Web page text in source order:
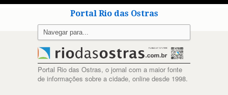
Portal Rio das Ostras
Portal Rio das Ostras, o jornal com a maior fonte
de informações sobre a cidade, online desde 1998.